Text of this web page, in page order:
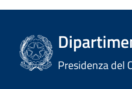
Presidenza del